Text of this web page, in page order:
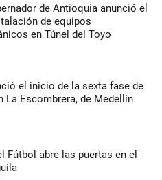
de Antioquia anunció el
de equipos
en Túnel del Toyo
el inicio de la sexta fase de
La Escombrera, de Medellín
Fútbol abre las puertas en el